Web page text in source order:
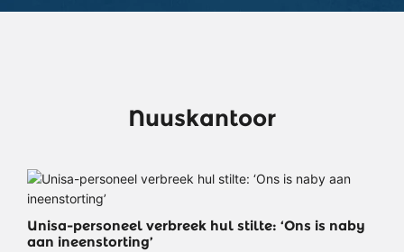
Nuuskantoor
Unisa-personeel verbreek hul stilte: ‘Ons is naby
aan ineenstorting’